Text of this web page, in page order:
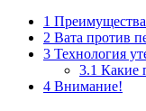
1
2 Вата против
3 Технология
3.1 Какие
4 Внимание!